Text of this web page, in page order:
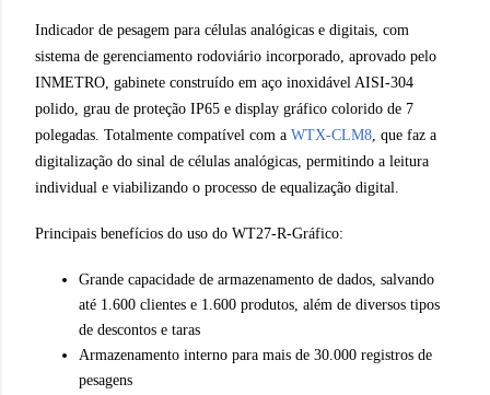
Indicador de pesagem para células analógicas e digitais, com
sistema de gerenciamento rodoviário incorporado, aprovado pelo
INMETRO, gabinete construído em aço inoxidável AISI-304
polido, grau de proteção IP65 e display gráfico colorido de 7
polegadas. Totalmente compatível com a WTX-CLM8 , que faz a
digitalização do sinal de células analógicas, permitindo a leitura
individual e viabilizando o processo de equalização digital.
Principais benefícios do uso do WT27-R-Gráfico:
Grande capacidade de armazenamento de dados, salvando
até 1.600 clientes e 1.600 produtos, além de diversos tipos
de descontos e taras
Armazenamento interno para mais de 30.000 registros de
pesagens